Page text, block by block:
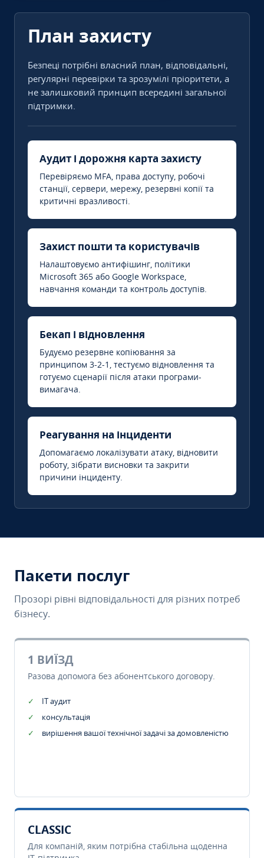
План захисту
Безпеці потрібні власний план, відповідальні,
регулярні перевірки та зрозумілі пріоритети, а
не залишковий принцип всередині загальної
підтримки.
Аудит і дорожня карта захисту
Перевіряємо MFA, права доступу, робочі
станції, сервери, мережу, резервні копії та
критичні вразливості.
Захист пошти та користувачів
Налаштовуємо антифішинг, політики
Microsoft 365 або Google Workspace,
навчання команди та контроль доступів.
Бекап і відновлення
Будуємо резервне копіювання за
принципом 3-2-1, тестуємо відновлення та
готуємо сценарії після атаки програми-
вимагача.
Реагування на інциденти
Допомагаємо локалізувати атаку, відновити
роботу, зібрати висновки та закрити
причини інциденту.
Пакети послуг
Прозорі рівні відповідальності для різних потреб
бізнесу.
1 ВИЇЗД
Разова допомога без абонентського договору.
IT аудит
консультація
вирішення вашої технічної задачі за домовленістю
CLASSIC
Для компаній, яким потрібна стабільна щоденна